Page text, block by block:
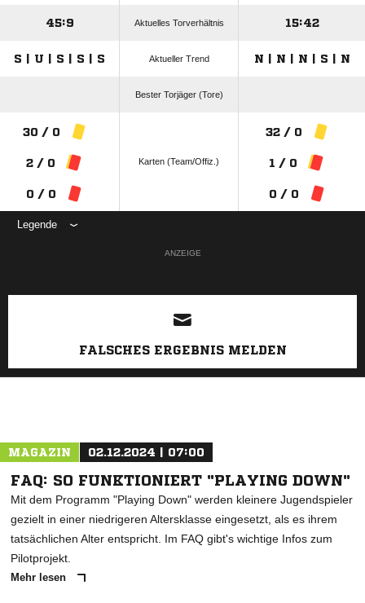
45:9 Aktuelles Torverhältnis 15:42
S | U | S | S | S Aktueller Trend N | N | N | S | N
Bester Torjäger (Tore)
30 / 0
2 / 0
0 / 0
Karten (Team/Offiz.)
32 / 0
1 / 0
0 / 0
Legende
ANZEIGE
FALSCHES ERGEBNIS MELDEN
MAGAZIN 02.12.2024 | 07:00
FAQ: SO FUNKTIONIERT "PLAYING DOWN"
Mit dem Programm "Playing Down" werden kleinere Jugendspieler
gezielt in einer niedrigeren Altersklasse eingesetzt, als es ihrem
tatsächlichen Alter entspricht. Im FAQ gibt's wichtige Infos zum
Pilotprojekt.
Mehr lesen